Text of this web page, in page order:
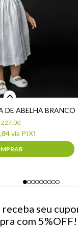
DE ABELHA BRANCO
via PIX!
227,00
seu
com 5%OFF!